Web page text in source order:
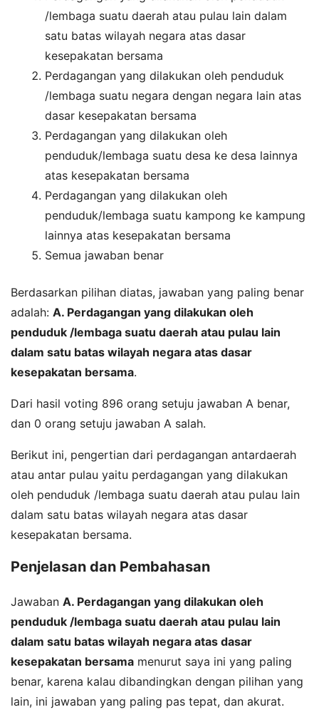
/lembaga suatu daerah atau pulau lain dalam
satu batas wilayah negara atas dasar
kesepakatan bersama
Perdagangan yang dilakukan oleh penduduk
/lembaga suatu negara dengan negara lain atas
dasar kesepakatan bersama
Perdagangan yang dilakukan oleh
penduduk/lembaga suatu desa ke desa lainnya
atas kesepakatan bersama
Perdagangan yang dilakukan oleh
penduduk/lembaga suatu kampong ke kampung
lainnya atas kesepakatan bersama
Semua jawaban benar
Berdasarkan pilihan diatas, jawaban yang paling benar
adalah: A. Perdagangan yang dilakukan oleh
penduduk /lembaga suatu daerah atau pulau lain
dalam satu batas wilayah negara atas dasar
kesepakatan bersama.
Dari hasil voting 896 orang setuju jawaban A benar,
dan 0 orang setuju jawaban A salah.
Berikut ini, pengertian dari perdagangan antardaerah
atau antar pulau yaitu perdagangan yang dilakukan
oleh penduduk /lembaga suatu daerah atau pulau lain
dalam satu batas wilayah negara atas dasar
kesepakatan bersama.
Penjelasan dan Pembahasan
Jawaban A. Perdagangan yang dilakukan oleh
penduduk /lembaga suatu daerah atau pulau lain
dalam satu batas wilayah negara atas dasar
kesepakatan bersama menurut saya ini yang paling
benar, karena kalau dibandingkan dengan pilihan yang
lain, ini jawaban yang paling pas tepat, dan akurat.